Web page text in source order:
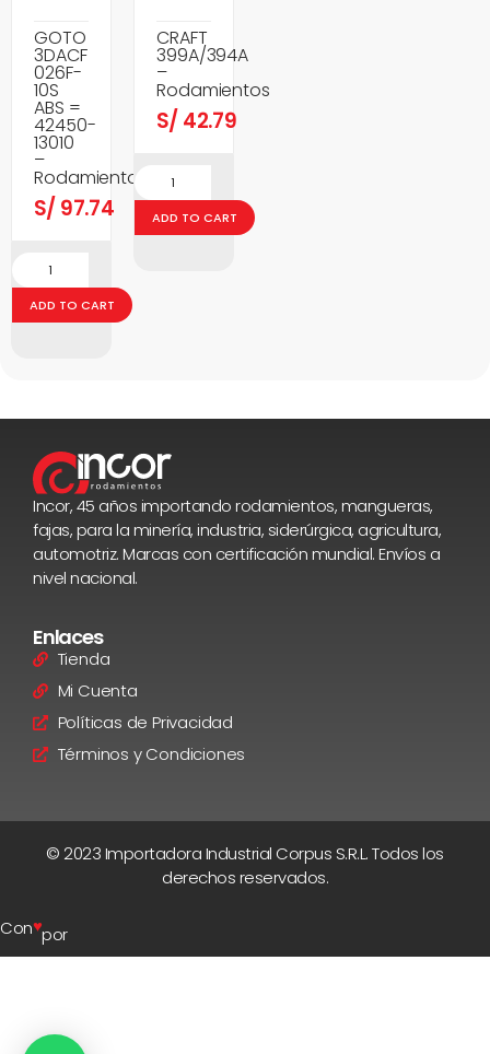
GOTO
3DACF
026F-
10S
ABS =
42450-
13010
–
Rodamientos
S/ 97.74
ADD TO CART
CRAFT
399A/394A
–
Rodamientos
S/ 42.79
ADD TO CART
Incor, 45 años importando rodamientos, mangueras,
fajas, para la minería, industria, siderúrgica, agricultura,
automotriz. Marcas con certificación mundial. Envíos a
nivel nacional.
Enlaces
Tienda
Mi Cuenta
Políticas de Privacidad
Términos y Condiciones
© 2023 Importadora Industrial Corpus S.R.L. Todos los
derechos reservados.
Con♥por